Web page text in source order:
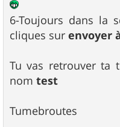
6-Toujours dans la
cliques sur envoyer
Tu vas retrouver ta
nom test
Tumebroutes